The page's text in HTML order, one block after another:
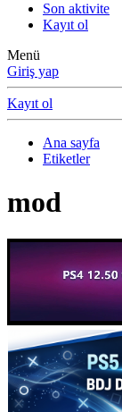
Son aktivite
Kayıt ol
Menü
Giriş yap
Kayıt ol
Ana sayfa
Etiketler
mod